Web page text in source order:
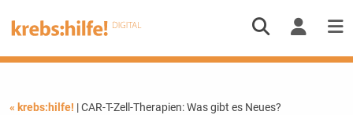
« krebs:hilfe! | CAR-T-Zell-Therapien: Was gibt es Neues?